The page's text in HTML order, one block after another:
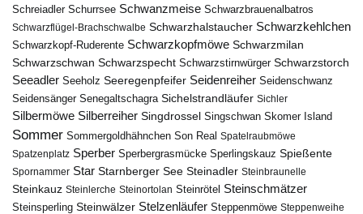
Schreiadler Schurrsee Schwanzmeise Schwarzbrauenalbatros
Schwarzflügel-Brachschwalbe Schwarzhalstaucher Schwarzkehlchen
Schwarzkopf-Ruderente Schwarzkopfmöwe Schwarzmilan
Schwarzschwan Schwarzspecht Schwarzstirnwürger Schwarzstorch
Seeadler Seeholz Seeregenpfeifer Seidenreiher Seidenschwanz
Seidensänger Senegaltschagra Sichelstrandläufer Sichler
Silbermöwe Silberreiher Singdrossel Singschwan Skomer Island
Sommer Sommergoldhähnchen Son Real Spatelraubmöwe
Spatzenplatz Sperber Sperbergrasmücke Sperlingskauz Spießente
Spornammer Star Starnberger See Steinadler Steinbraunelle
Steinkauz Steinlerche Steinortolan Steinrötel Steinschmätzer
Steinsperling Steinwälzer Stelzenläufer Steppenmöwe Steppenweihe